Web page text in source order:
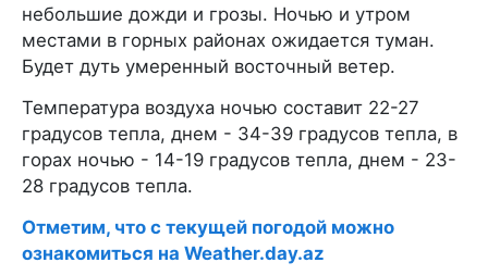
небольшие дожди и грозы. Ночью и утром
местами в горных районах ожидается туман.
Будет дуть умеренный восточный ветер.
Температура воздуха ночью составит 22-27
градусов тепла, днем - 34-39 градусов тепла, в
горах ночью - 14-19 градусов тепла, днем - 23-
28 градусов тепла.
Отметим, что с текущей погодой можно
ознакомиться на Weather.day.az